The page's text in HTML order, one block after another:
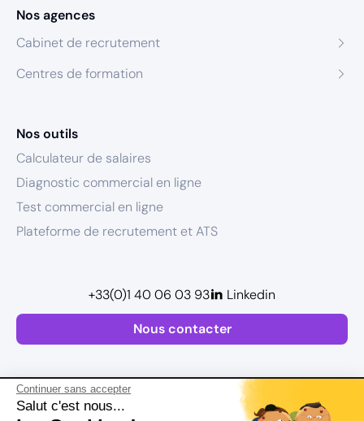
Continuer sans accepter
Salut c'est nous...
Nos agences
Cabinet de recrutement
Centres de formation
Nos outils
Calculateur de salaires
Diagnostic commercial en ligne
Test commercial en ligne
Plateforme de recrutement et ATS
Nous contacter
+33(0)1 40 06 03 93 Linkedin